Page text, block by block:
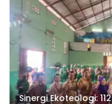
‎Sinergi Ekoteologi: